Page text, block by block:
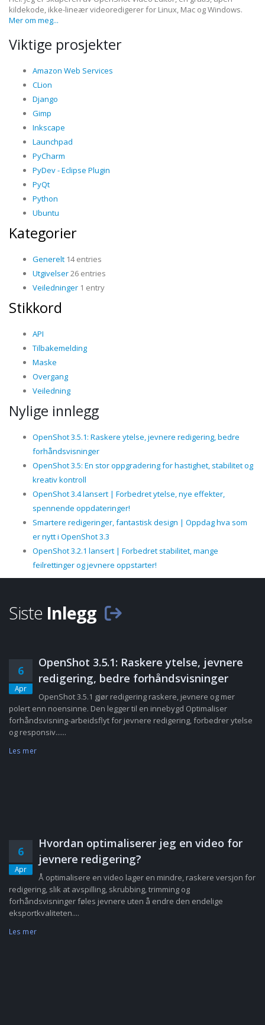
kildekode, ikke-lineær videoredigerer for Linux, Mac og Windows.
Mer om meg...
Viktige prosjekter
Amazon Web Services
CLion
Django
Gimp
Inkscape
Launchpad
PyCharm
PyDev - Eclipse Plugin
PyQt
Python
Ubuntu
Kategorier
Generelt 14 entries
Utgivelser26 entries
Veiledninger 1 entry
Stikkord
API
Tilbakemelding
Maske
Overgang
Veiledning
Nylige innlegg
OpenShot 3.5.1: Raskere ytelse, jevnere redigering, bedre
forhåndsvisninger
OpenShot 3.5: En stor oppgradering for hastighet, stabilitet og
kreativ kontroll
OpenShot 3.4 lansert | Forbedret ytelse, nye effekter,
spennende oppdateringer!
Smartere redigeringer, fantastisk design | Oppdag hva som
er nytt i OpenShot 3.3
OpenShot 3.2.1 lansert | Forbedret stabilitet, mange
feilrettinger og jevnere oppstarter!
Siste Inlegg
6
Apr
OpenShot 3.5.1: Raskere ytelse, jevnere
redigering, bedre forhåndsvisninger
OpenShot 3.5.1 gjør redigering raskere, jevnere og mer
polert enn noensinne. Den legger til en innebygd Optimaliser
forhåndsvisning-arbeidsflyt for jevnere redigering, forbedrer ytelse
og responsiv......
Les mer
6
Apr
Hvordan optimaliserer jeg en video for
jevnere redigering?
Å optimalisere en video lager en mindre, raskere versjon for
redigering, slik at avspilling, skrubbing, trimming og
forhåndsvisninger føles jevnere uten å endre den endelige
eksportkvaliteten....
Les mer